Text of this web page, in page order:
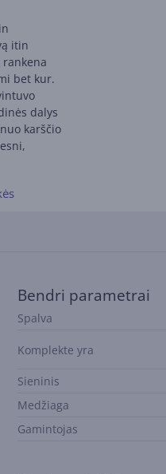
itin
bet kur.
dalys
karščio
Bendri parametrai
Spalva
Komplekte yra
Sieninis
Medžiaga
Gamintojas